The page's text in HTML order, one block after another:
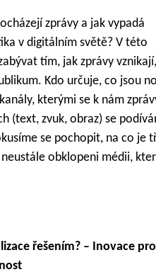
zprávy a jak vypadá
v digitálním světě? V této
tím, jak zprávy
Kdo určuje, co jsou
kterými se k nám
(text, zvuk, obraz) se
se pochopit, na co je
obklopeni médii,
řešením? – Inovace pro